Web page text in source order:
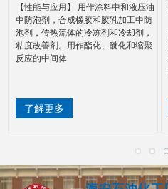
【性能与应用】 用作涂料中和液压油
中防泡剂，合成橡胶和胶乳加工中防
泡剂，传热流体的冷冻剂和冷却剂，
粘度改善剂。用作酯化、醚化和缩聚
反应的中间体
了解更多